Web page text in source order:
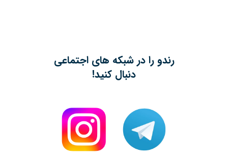
رندو را در شبکه های اجتماعی
دنبال کنید!